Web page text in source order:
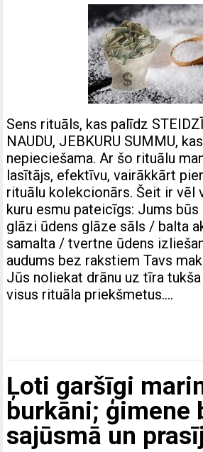
Sens rituāls, kas palīdz
NAUDU, JEBKURU SUMMU,
nepieciešama. Ar šo rituālu
lasītājs, efektīvu, vairākkārt
rituālu kolekcionārs. Šeit ir vēl
kuru esmu pateicīgs: Jums
glāzi ūdens glāze sāls / balta
samalta / tvertne ūdens
audums bez rakstiem Tavs
Jūs noliekat drānu uz tīra
visus rituāla priekšmetus….
Ļoti garšīgi
burkāni; ģimene
sajūsmā un